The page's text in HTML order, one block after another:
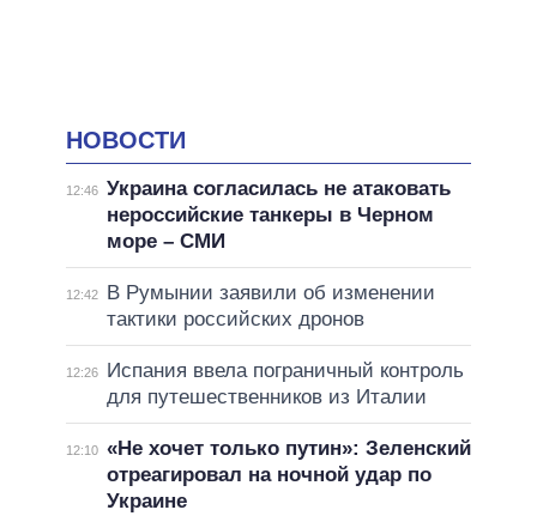
НОВОСТИ
12:46 Украина согласилась не атаковать
нероссийские танкеры в Черном
море – СМИ
12:42
В Румынии заявили об изменении
тактики российских дронов
12:26
Испания ввела пограничный контроль
для путешественников из Италии
12:10 «Не хочет только путин»: Зеленский
отреагировал на ночной удар по
Украине